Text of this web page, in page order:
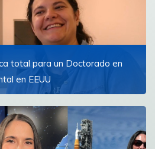
total para un Doctorado en
en EEUU
investigación en los medios de